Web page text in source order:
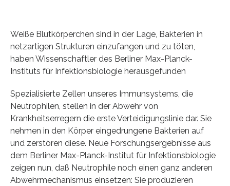
Weiße Blutkörperchen sind in der Lage, Bakterien in
netzartigen Strukturen einzufangen und zu töten,
haben Wissenschaftler des Berliner Max-Planck-
Instituts für Infektionsbiologie herausgefunden
Spezialisierte Zellen unseres Immunsystems, die
Neutrophilen, stellen in der Abwehr von
Krankheitserregern die erste Verteidigungslinie dar. Sie
nehmen in den Körper eingedrungene Bakterien auf
und zerstören diese. Neue Forschungsergebnisse aus
dem Berliner Max-Planck-Institut für Infektionsbiologie
zeigen nun, daß Neutrophile noch einen ganz anderen
Abwehrmechanismus einsetzen: Sie produzieren